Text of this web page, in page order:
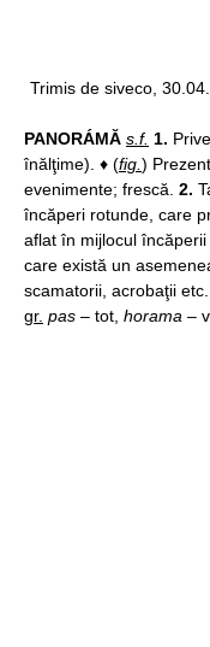
Trimis de siveco,
PANORÁMĂ s.f. 1.
înălţime). ♦ (fig. )
evenimente; frescă. 2.
încăperi rotunde, care
aflat în mijlocul
care există un
scamatorii, acrobaţii
gr. pas – tot, horama –